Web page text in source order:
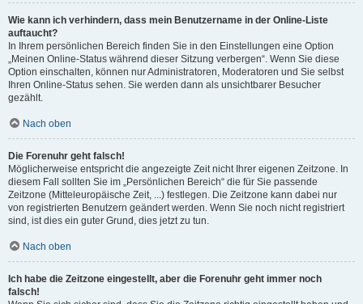
Wie kann ich verhindern, dass mein Benutzername in der Online-Liste
auftaucht?
In Ihrem persönlichen Bereich finden Sie in den Einstellungen eine Option
„Meinen Online-Status während dieser Sitzung verbergen“. Wenn Sie diese
Option einschalten, können nur Administratoren, Moderatoren und Sie selbst
Ihren Online-Status sehen. Sie werden dann als unsichtbarer Besucher
gezählt.
Nach oben
Die Forenuhr geht falsch!
Möglicherweise entspricht die angezeigte Zeit nicht Ihrer eigenen Zeitzone. In
diesem Fall sollten Sie im „Persönlichen Bereich“ die für Sie passende
Zeitzone (Mitteleuropäische Zeit, ...) festlegen. Die Zeitzone kann dabei nur
von registrierten Benutzern geändert werden. Wenn Sie noch nicht registriert
sind, ist dies ein guter Grund, dies jetzt zu tun.
Nach oben
Ich habe die Zeitzone eingestellt, aber die Forenuhr geht immer noch
falsch!